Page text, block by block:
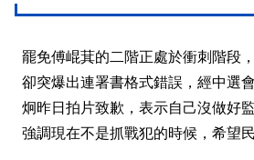
罷免傅崐萁的二階正處於衝刺階段
卻突爆出連署書格式錯誤，經中選
炯昨日拍片致歉，表示自己沒做好
強調現在不是抓戰犯的時候，希望